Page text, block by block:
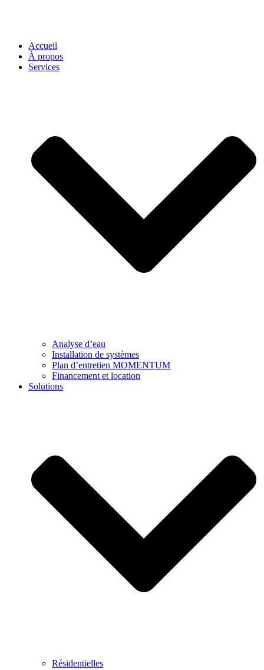
Accueil
À propos
Services
Analyse d’eau
Installation de systèmes
Plan d’entretien MOMENTUM
Financement et location
Solutions
Résidentielles